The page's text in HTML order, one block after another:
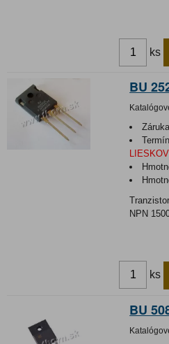
ks
BU
NPN
ks
BU